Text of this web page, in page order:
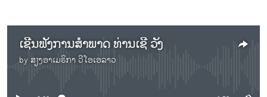
ເຊີນຟັງການສຳພາດ ທ່ານເຊີ ວັງ
by ສຽງອາເມຣິກາ ວີໂອເອລາວ
No media source currently available